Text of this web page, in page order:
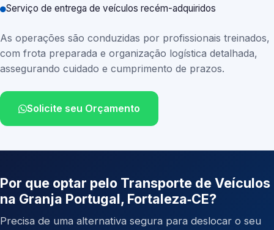
Serviço de entrega de veículos recém-adquiridos
As operações são conduzidas por profissionais treinados,
com frota preparada e organização logística detalhada,
assegurando cuidado e cumprimento de prazos.
Solicite seu Orçamento
Por que optar pelo Transporte de Veículos
na Granja Portugal, Fortaleza‑CE?
Precisa de uma alternativa segura para deslocar o seu